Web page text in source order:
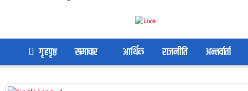
गृहपृष्ठ समाचार आर्थिक राजनीति अन्तर्वार्ता